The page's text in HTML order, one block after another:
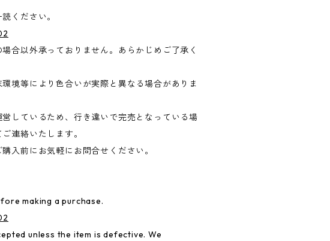
ください。
合以外承っておりません。あらかじめご了承く
境等により色合いが実際と異なる場合がありま
しているため、行き違いで完売となっている場
連絡いたします。
入前にお気軽にお問合せください。
making a purchase.
unless the item is defective. We